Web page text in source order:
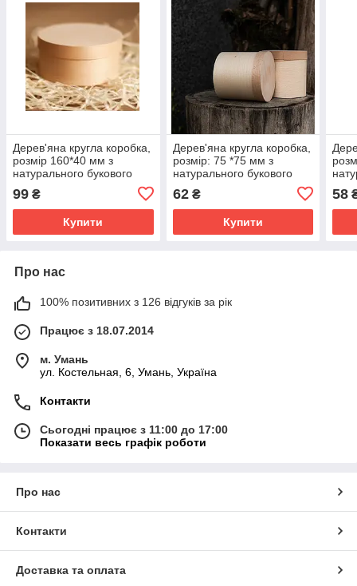
Дерев'яна кругла коробка,
розмір 160*40 мм з
натурального букового
99 ₴
Купити
Дерев'яна кругла коробка,
розмір: 75 *75 мм з
натурального букового
62₴
Купити
58
Про нас
100% позитивних з 126 відгуків за рік
Працює з 18.07.2014
м. Умань
ул. Костельная, 6, Умань, Україна
Контакти
Сьогодні працює з 11:00 до 17:00
Показати весь графік роботи
Про нас
Контакти
Доставка та оплата